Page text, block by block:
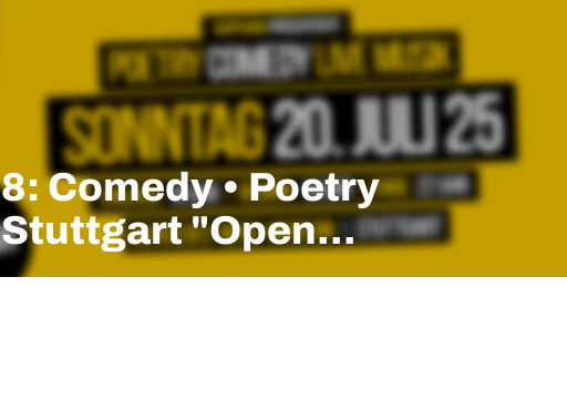
Comedy • Poetry
"Open